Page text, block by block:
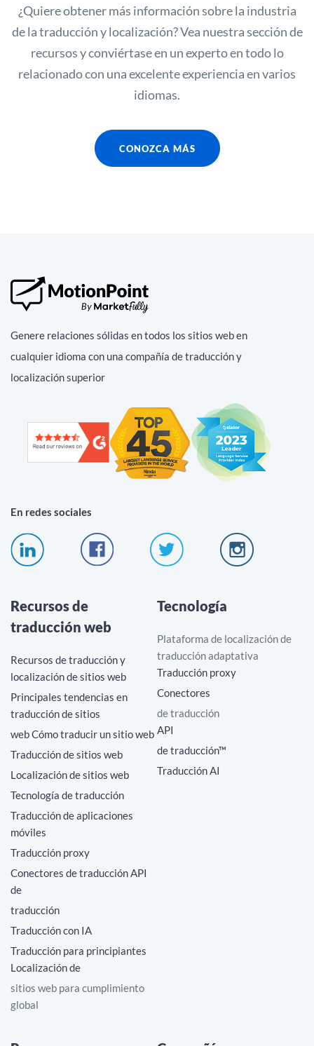
¿Quiere obtener más información sobre la industria
de la traducción y localización? Vea nuestra sección de
recursos y conviértase en un experto en todo lo
relacionado con una excelente experiencia en varios
idiomas.
CONOZCA MÁS
Genere relaciones sólidas en todos los sitios web en
cualquier idioma con una compañía de traducción y
localización superior
En redes sociales
Recursos de
traducción web
Recursos de traducción y
localización de sitios web
Principales tendencias en
traducción de sitios
web Cómo traducir un sitio web
Traducción de sitios web
Localización de sitios web
Tecnología de traducción
Traducción de aplicaciones
móviles
Traducción proxy
Conectores de traducción API
de
traducción
Traducción con IA
Traducción para principiantes
Localización de
sitios web para cumplimiento
global
Tecnología
Plataforma de localización de
traducción adaptativa
Traducción proxy
Conectores
de traducción
API
de traducción™
Traducción AI